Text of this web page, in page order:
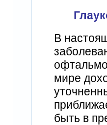
В
мире
быть в